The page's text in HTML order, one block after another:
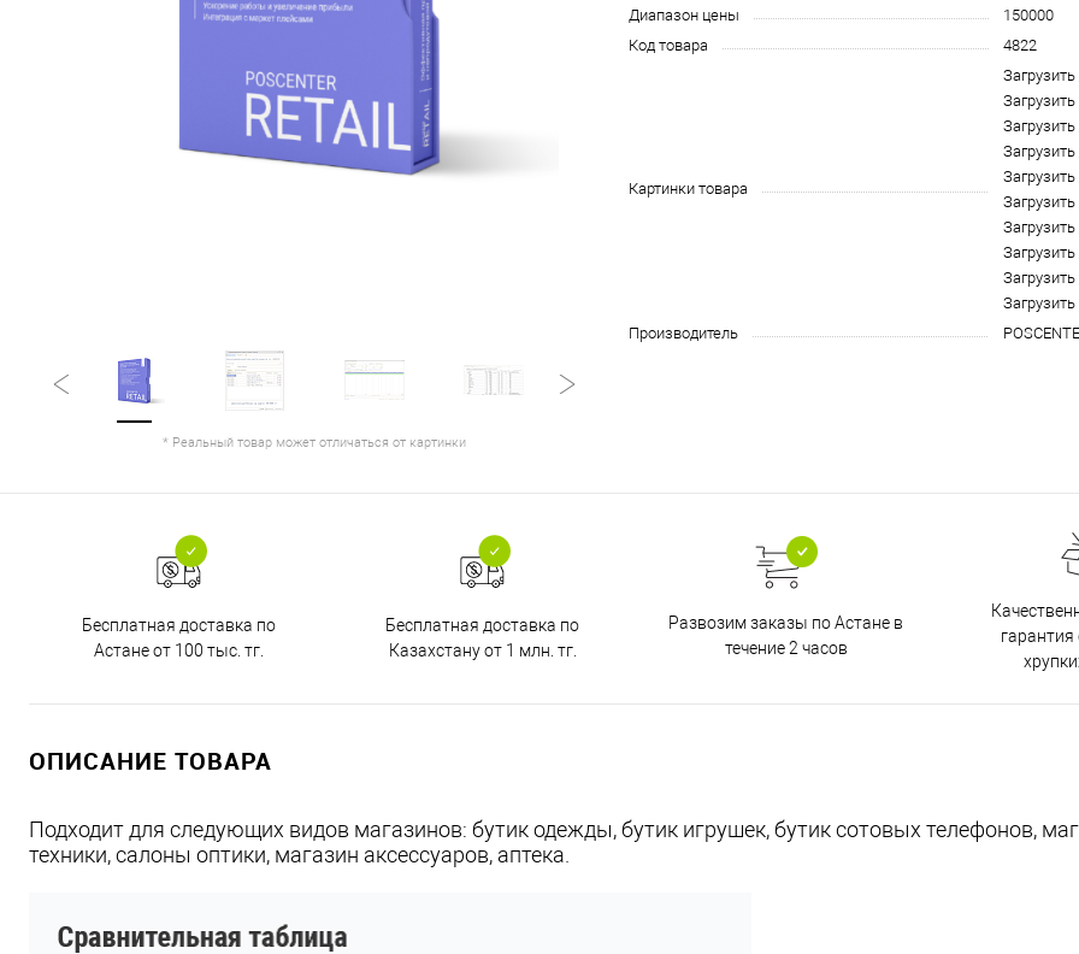
* Реальный товар может отличаться от картинки
Диапазон цены
150000
Код товара
4822
Картинки товара
Загрузить
Загрузить
Загрузить
Загрузить
Загрузить
Загрузить
Загрузить
Загрузить
Загрузить
Загрузить
Производитель
Бесплатная доставка по
Астане от 100 тыс. тг.
Бесплатная доставка по
Казахстану от 1 млн. тг.
Развозим заказы по Астане в
течение 2 часов
гарантия
ОПИСАНИЕ ТОВАРА
Подходит для следующих видов магазинов: бутик одежды, бутик игрушек, бутик сотовых телефонов,
техники, салоны оптики, магазин аксессуаров, аптека.